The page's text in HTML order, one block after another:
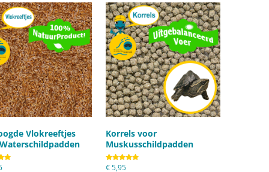
Vlokreeftjes
Korrels voor
Muskusschildpadden
Gewaardeerd
€5,95